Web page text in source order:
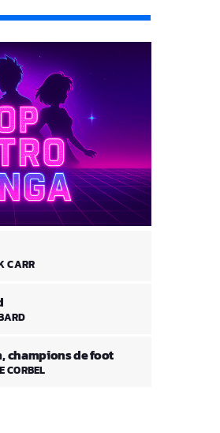
champions de foot
CORBEL
CARR